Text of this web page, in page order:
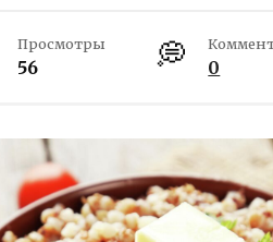
Просмотры
56 0